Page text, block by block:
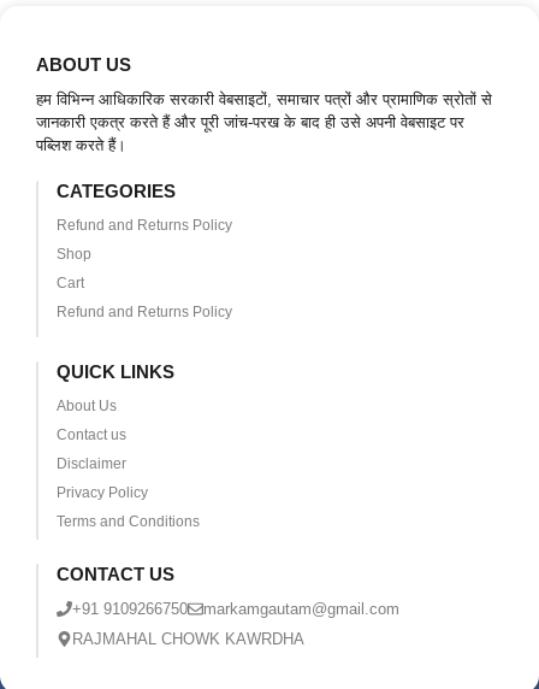
ABOUT US
हम विभिन्न आधिकारिक सरकारी वेबसाइटों, समाचार पत्रों और प्रामाणिक स्रोतों से
जानकारी एकत्र करते हैं और पूरी जांच-परख के बाद ही उसे अपनी वेबसाइट पर
पब्लिश करते हैं।
CATEGORIES
Refund and Returns Policy
Shop
Cart
Refund and Returns Policy
QUICK LINKS
About Us
Contact us
Disclaimer
Privacy Policy
Terms and Conditions
CONTACT US
+91 9109266750
markamgautam@gmail.com
RAJMAHAL CHOWK KAWRDHA